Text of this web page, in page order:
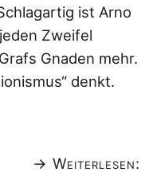
ist Arno
Zweifel
Gnaden mehr.
denkt.
→ Weiterlesen: